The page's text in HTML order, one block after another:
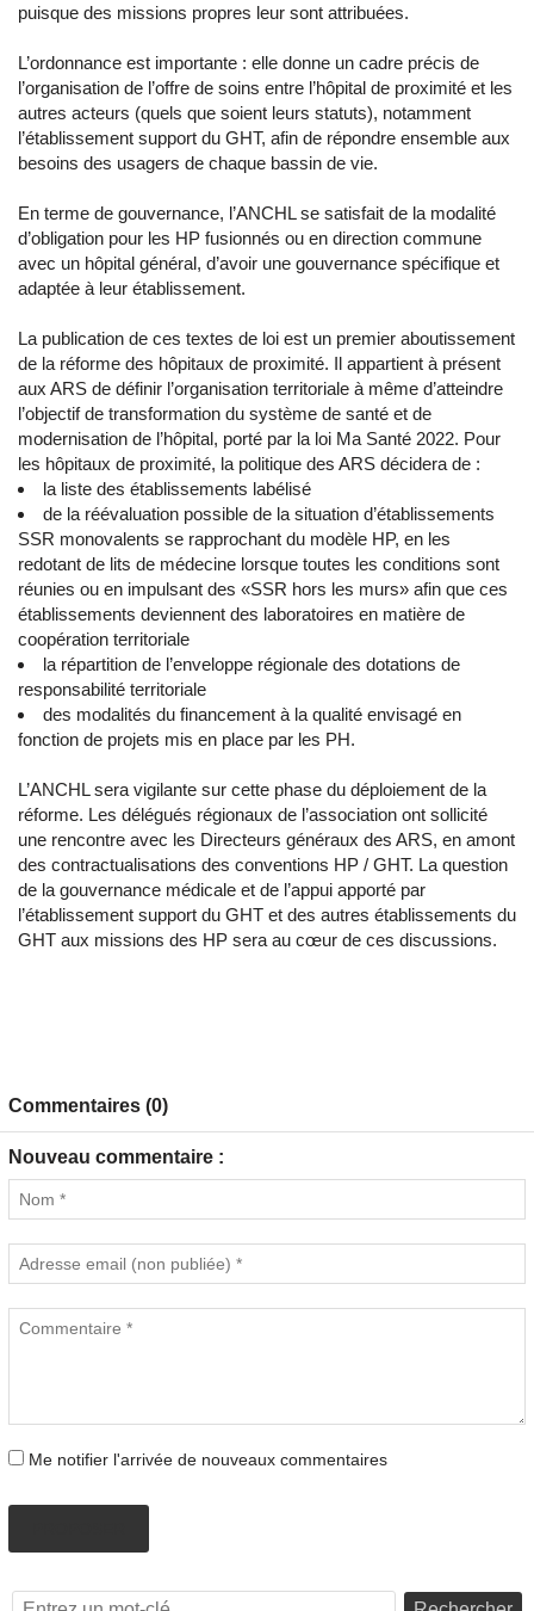
puisque des missions propres leur sont attribuées.
L’ordonnance est importante : elle donne un cadre précis de
l’organisation de l’offre de soins entre l’hôpital de proximité et les
autres acteurs (quels que soient leurs statuts), notamment
l’établissement support du GHT, afin de répondre ensemble aux
besoins des usagers de chaque bassin de vie.
En terme de gouvernance, l’ANCHL se satisfait de la modalité
d’obligation pour les HP fusionnés ou en direction commune
avec un hôpital général, d’avoir une gouvernance spécifique et
adaptée à leur établissement.
La publication de ces textes de loi est un premier aboutissement
de la réforme des hôpitaux de proximité. Il appartient à présent
aux ARS de définir l’organisation territoriale à même d’atteindre
l’objectif de transformation du système de santé et de
modernisation de l’hôpital, porté par la loi Ma Santé 2022. Pour
les hôpitaux de proximité, la politique des ARS décidera de :
la liste des établissements labélisé
de la réévaluation possible de la situation d’établissements
SSR monovalents se rapprochant du modèle HP, en les
redotant de lits de médecine lorsque toutes les conditions sont
réunies ou en impulsant des «SSR hors les murs» afin que ces
établissements deviennent des laboratoires en matière de
coopération territoriale
la répartition de l’enveloppe régionale des dotations de
responsabilité territoriale
des modalités du financement à la qualité envisagé en
fonction de projets mis en place par les PH.
L’ANCHL sera vigilante sur cette phase du déploiement de la
réforme. Les délégués régionaux de l’association ont sollicité
une rencontre avec les Directeurs généraux des ARS, en amont
des contractualisations des conventions HP / GHT. La question
de la gouvernance médicale et de l’appui apporté par
l’établissement support du GHT et des autres établissements du
GHT aux missions des HP sera au cœur de ces discussions.
Commentaires (0)
Nouveau commentaire :
Me notifier l'arrivée de nouveaux commentaires